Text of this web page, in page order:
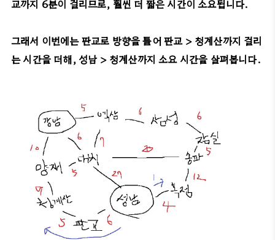
교까지 6분이 걸리므로, 훨씬 더 짧은 시간이 소요됩니다.
그래서 이번에는 판교로 방향을 틀어 판교 > 청계산까지 걸리
는 시간을 더해, 성남 > 청계산까지 소요 시간을 살펴봅니다.